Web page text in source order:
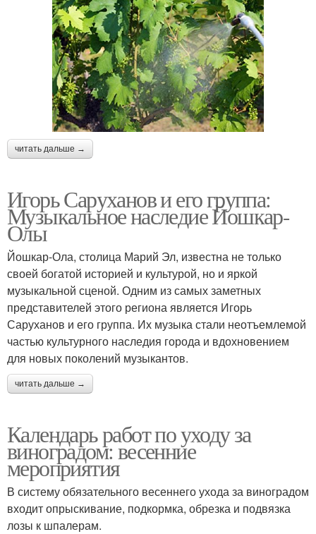
читать дальше →
Игорь Саруханов и его группа:
Музыкальное наследие Йошкар-
Олы
Йошкар-Ола, столица Марий Эл, известна не только
своей богатой историей и культурой, но и яркой
музыкальной сценой. Одним из самых заметных
представителей этого региона является Игорь
Саруханов и его группа. Их музыка стали неотъемлемой
частью культурного наследия города и вдохновением
для новых поколений музыкантов.
читать дальше →
Календарь работ по уходу за
виноградом: весенние
мероприятия
В систему обязательного весеннего ухода за виноградом
входит опрыскивание, подкормка, обрезка и подвязка
лозы к шпалерам.